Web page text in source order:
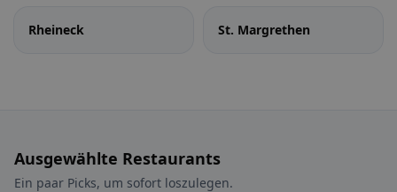
Rheineck St. Margrethen
Ausgewählte Restaurants
Ein paar Picks, um sofort loszulegen.